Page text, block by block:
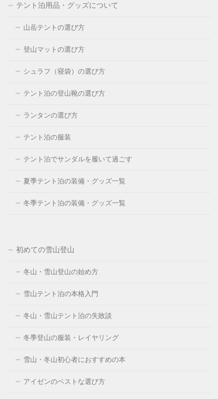
テント泊用品・グッズについて
山岳テントの選び方
登山マットの選び方
シュラフ（寝袋）の選び方
テント泊の登山靴の選び方
ランタンの選び方
テント泊の服装
テント泊でサンダルを履いて過ごす
夏季テント泊の装備・グッズ一覧
冬季テント泊の装備・グッズ一覧
初めての雪山登山
冬山・雪山登山の始め方
雪山テント泊の本格入門
冬山・雪山テント泊の失敗談
冬季登山の服装・レイヤリング
雪山・冬山初心者におすすめの本
アイゼンのベストな選び方